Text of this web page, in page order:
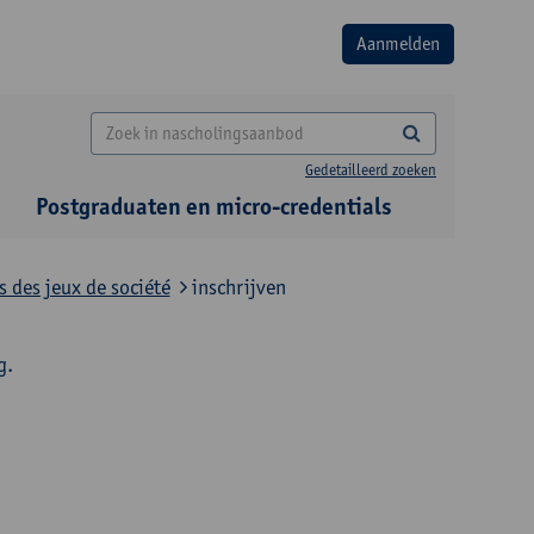
Gedetailleerd zoeken
Postgraduaten en micro-credentials
des jeux de société inschrijven